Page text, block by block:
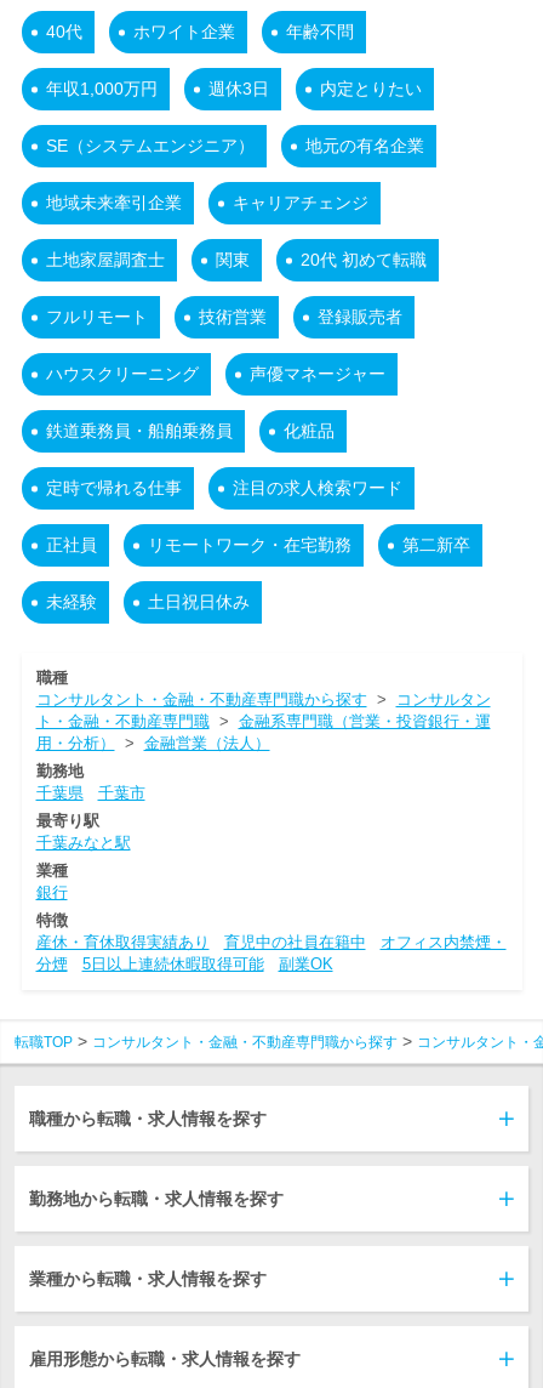
40代 ホワイト企業 年齢不問
年収1,000万円 週休3日 内定とりたい
SE（システムエンジニア） 地元の有名企業
地域未来牽引企業 キャリアチェンジ
土地家屋調査士 関東 20代 初めて転職
フルリモート 技術営業 登録販売者
ハウスクリーニング 声優マネージャー
鉄道乗務員・船舶乗務員 化粧品
定時で帰れる仕事 注目の求人検索ワード
正社員 リモートワーク・在宅勤務 第二新卒
未経験 土日祝日休み
職種
コンサルタント・金融・不動産専門職から探す >
コンサルタン
ト・金融・不動産専門職> 金融系専門職（営業・投資銀行・運
用・分析）
> 金融営業（法人）
勤務地
千葉県
千葉市
最寄り駅
千葉みなと駅
業種
銀行
特徴
産休・育休取得実績あり
育児中の社員在籍中
オフィス内禁煙・
分煙
5日以上連続休暇取得可能 副業OK
転職TOP コンサルタント・金融・不動産専門職から探す コンサルタント・
職種から転職・求人情報を探す
勤務地から転職・求人情報を探す
業種から転職・求人情報を探す
雇用形態から転職・求人情報を探す